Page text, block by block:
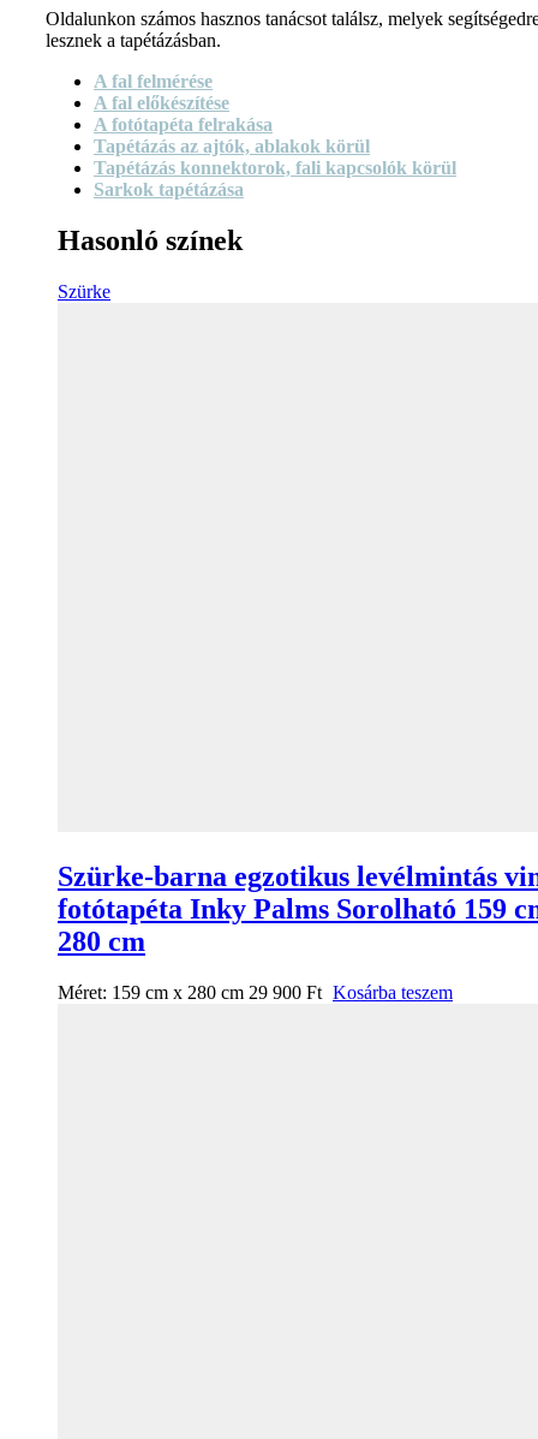
Oldalunkon számos hasznos tanácsot találsz, melyek
lesznek a tapétázásban.
A fal felmérése
A fal előkészítése
A fotótapéta felrakása
Tapétázás az ajtók, ablakok körül
Tapétázás konnektorok, fali kapcsolók körül
Sarkok tapétázása
Hasonló színek
Szürke
Szürke-barna egzotikus levélmintás
fotótapéta Inky Palms Sorolható 159
280 cm
Méret: 159 cm x 280 cm 29 900 Ft Kosárba teszem